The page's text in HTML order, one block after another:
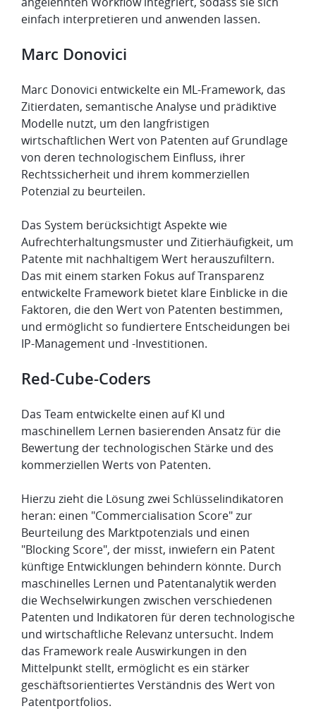
einfach interpretieren und anwenden lassen.
​Marc Donovici
Marc Donovici entwickelte ein ML-Framework, das
Zitierdaten, semantische Analyse und prädiktive
Modelle nutzt, um den langfristigen
wirtschaftlichen Wert von Patenten auf Grundlage
von deren technologischem Einfluss, ihrer
Rechtssicherheit und ihrem kommerziellen
Potenzial zu beurteilen.
Das System berücksichtigt Aspekte wie
Aufrechterhaltungsmuster und Zitierhäufigkeit, um
Patente mit nachhaltigem Wert herauszufiltern.
Das mit einem starken Fokus auf Transparenz
entwickelte Framework bietet klare Einblicke in die
Faktoren, die den Wert von Patenten bestimmen,
und ermöglicht so fundiertere Entscheidungen bei
IP-Management und -Investitionen.
​Red-Cube-Coders
Das Team entwickelte einen auf KI und
maschinellem Lernen basierenden Ansatz für die
Bewertung der technologischen Stärke und des
kommerziellen Werts von Patenten.
Hierzu zieht die Lösung zwei Schlüsselindikatoren
heran: einen "Commercialisation Score" zur
Beurteilung des Marktpotenzials und einen
"Blocking Score", der misst, inwiefern ein Patent
künftige Entwicklungen behindern könnte. Durch
maschinelles Lernen und Patentanalytik werden
die Wechselwirkungen zwischen verschiedenen
Patenten und Indikatoren für deren technologische
und wirtschaftliche Relevanz untersucht. Indem
das Framework reale Auswirkungen in den
Mittelpunkt stellt, ermöglicht es ein stärker
geschäftsorientiertes Verständnis des Wert von
Patentportfolios.